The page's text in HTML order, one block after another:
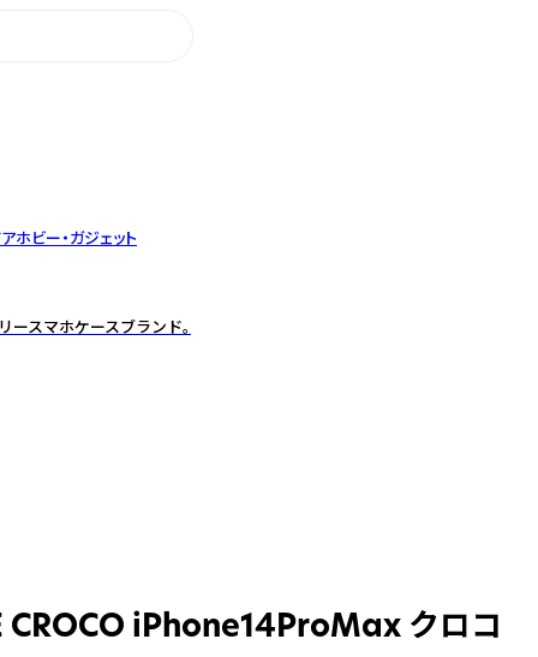
ホビー・ガジェット
スマホケースブランド。
CROCO iPhone14ProMax クロコ